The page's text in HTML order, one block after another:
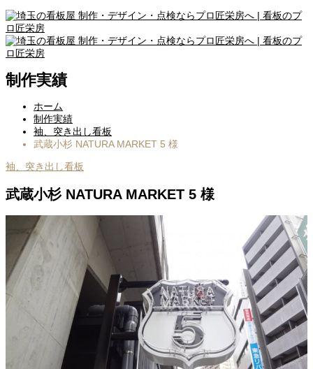
制作実績
ホーム
制作実績
袖、突き出し看板
武蔵小杉 NATURA MARKET 5 様
袖、突き出し看板
武蔵小杉 NATURA MARKET 5 様